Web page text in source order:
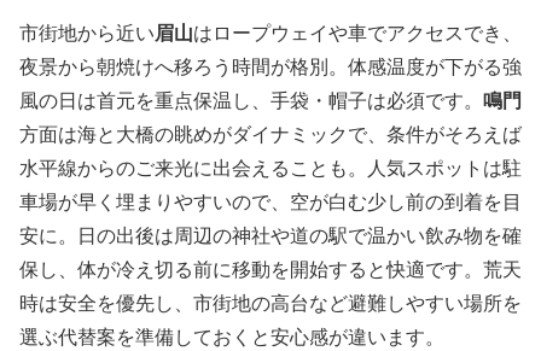
市街地から近い眉山はロープウェイや車でアクセスでき、
夜景から朝焼けへ移ろう時間が格別。体感温度が下がる強
風の日は首元を重点保温し、手袋・帽子は必須です。 鳴門
方面は海と大橋の眺めがダイナミックで、条件がそろえば
水平線からのご来光に出会えることも。人気スポットは駐
車場が早く埋まりやすいので、空が白む少し前の到着を目
安に。日の出後は周辺の神社や道の駅で温かい飲み物を確
保し、体が冷え切る前に移動を開始すると快適です。荒天
時は安全を優先し、市街地の高台など避難しやすい場所を
選ぶ代替案を準備しておくと安心感が違います。